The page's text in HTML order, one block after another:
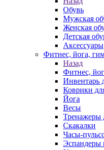
Обувь
Мужская
Женская
Детская
Аксессуары
Фитнес, йога,
Назад
Фитнес,
Инвентарь
Коврики
Йога
Весы
Тренажеры
Скакалки
Часы-
Эспандеры